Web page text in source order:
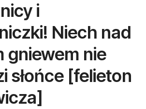
i
Niech nad
gniewem nie
słońce [felieton